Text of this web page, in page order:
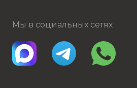
Мы в социальных сетях